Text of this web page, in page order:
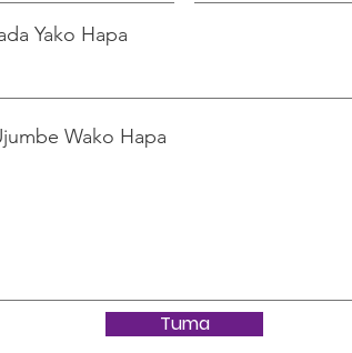
Yako Hapa
Wako Hapa
Tuma